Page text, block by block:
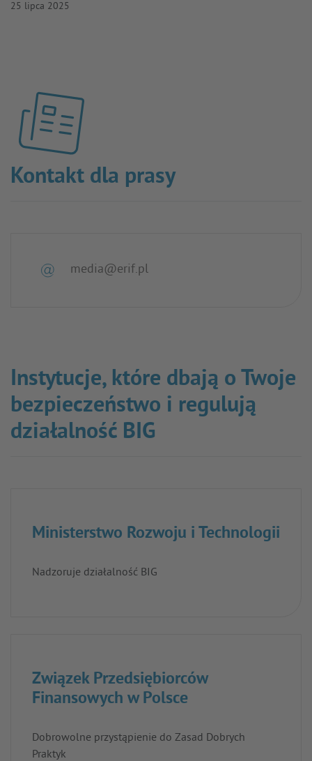
25 lipca 2025
Kontakt dla prasy
media@erif.pl
Instytucje, które dbają o Twoje
bezpieczeństwo i regulują
działalność BIG
Ministerstwo Rozwoju i Technologii
Nadzoruje działalność BIG
Związek Przedsiębiorców
Finansowych w Polsce
Dobrowolne przystąpienie do Zasad Dobrych
Praktyk